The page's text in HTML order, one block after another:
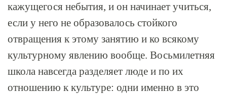
кажущегося небытия, и он начинает учиться,
если у него не образовалось стойкого
отвращения к этому занятию и ко всякому
культурному явлению вообще. Восьмилетняя
школа навсегда разделяет люде и по их
отношению к культуре: одни именно в это